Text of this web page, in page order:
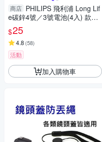
商店 PHILIPS 飛利浦 Long Lif
e碳鋅4號／3號電池(4入) 款式
可選【小三美日】DS009911
派對
$25
4.8 (58)
活動
加入購物車